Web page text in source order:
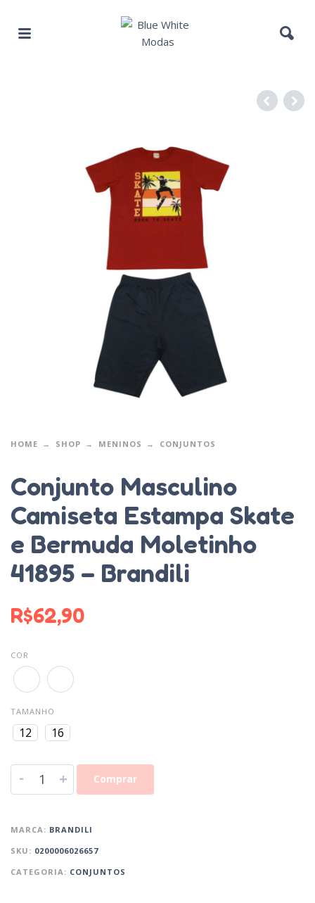
HOME SHOP MENINOS CONJUNTOS
Conjunto Masculino
Camiseta Estampa Skate
e Bermuda Moletinho
41895 – Brandili
R$62,90
COR
TAMANHO
12 16
- + Comprar
MARCA: BRANDILI
SKU: 0200006026657
CATEGORIA: CONJUNTOS